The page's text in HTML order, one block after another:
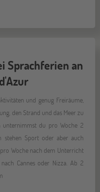
Sprachferien an
und genug Freiräume,
den Strand und das Meer zu
unternimmst du pro Woche 2
stehen Sport oder aber auch
Woche nach dem Unterricht
Cannes oder Nizza. Ab 2